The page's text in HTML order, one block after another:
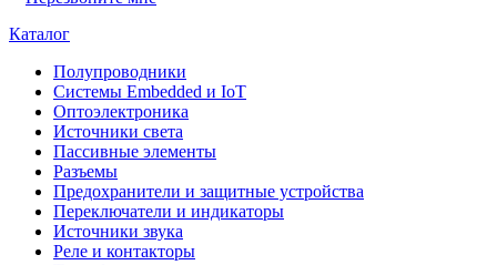
Каталог
Полупроводники
Системы Embedded и IoT
Oптоэлектроника
Источники света
Пассивные элементы
Разъeмы
Предохранители и защитные устройства
Переключатели и индикаторы
Источники звука
Реле и контакторы